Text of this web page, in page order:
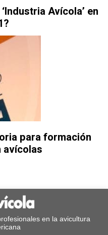
Avícola’ en
para formación
avícolas
en la avicultura